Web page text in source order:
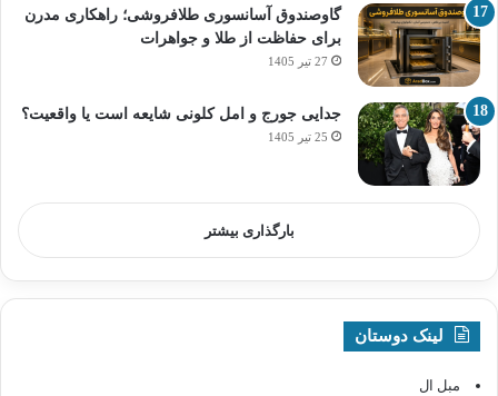
گاوصندوق آسانسوری طلافروشی؛ راهکاری مدرن
برای حفاظت از طلا و جواهرات
27 تیر 1405
جدایی جورج و امل کلونی شایعه است یا واقعیت؟
25 تیر 1405
بارگذاری بیشتر
لینک دوستان
مبل ال